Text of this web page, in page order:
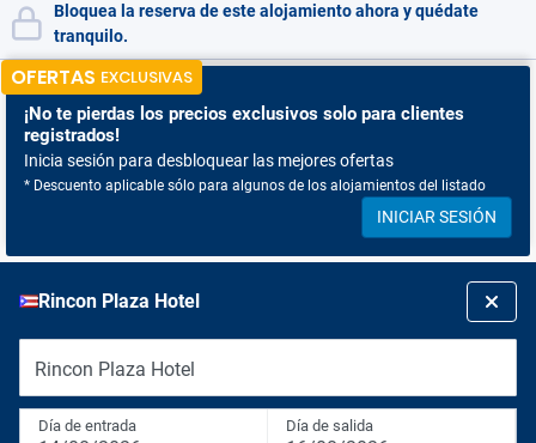
Bloquea la reserva de este alojamiento ahora y quédate
tranquilo.
OFERTAS EXCLUSIVAS
¡No te pierdas los precios exclusivos solo para clientes
registrados!
Inicia sesión para desbloquear las mejores ofertas
* Descuento aplicable sólo para algunos de los alojamientos del listado
INICIAR SESIÓN
Rincon Plaza Hotel
Rincon Plaza Hotel
Día de entrada Día de salida